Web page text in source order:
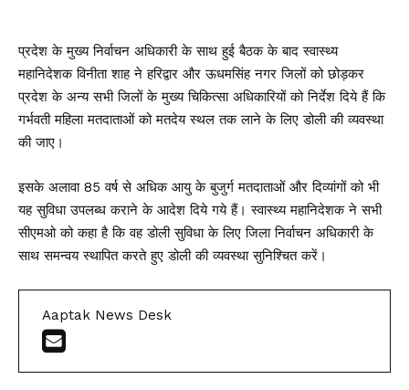
प्रदेश के मुख्य निर्वाचन अधिकारी के साथ हुई बैठक के बाद स्वास्थ्य
महानिदेशक विनीता शाह ने हरिद्वार और ऊधमसिंह नगर जिलों को छोड़कर
प्रदेश के अन्य सभी जिलों के मुख्य चिकित्सा अधिकारियों को निर्देश दिये हैं कि
गर्भवती महिला मतदाताओं को मतदेय स्थल तक लाने के लिए डोली की व्यवस्था
की जाए।
इसके अलावा 85 वर्ष से अधिक आयु के बुजुर्ग मतदाताओं और दिव्यांगों को भी
यह सुविधा उपलब्ध कराने के आदेश दिये गये हैं। स्वास्थ्य महानिदेशक ने सभी
सीएमओ को कहा है कि वह डोली सुविधा के लिए जिला निर्वाचन अधिकारी के
साथ समन्वय स्थापित करते हुए डोली की व्यवस्था सुनिश्चित करें।
Aaptak News Desk